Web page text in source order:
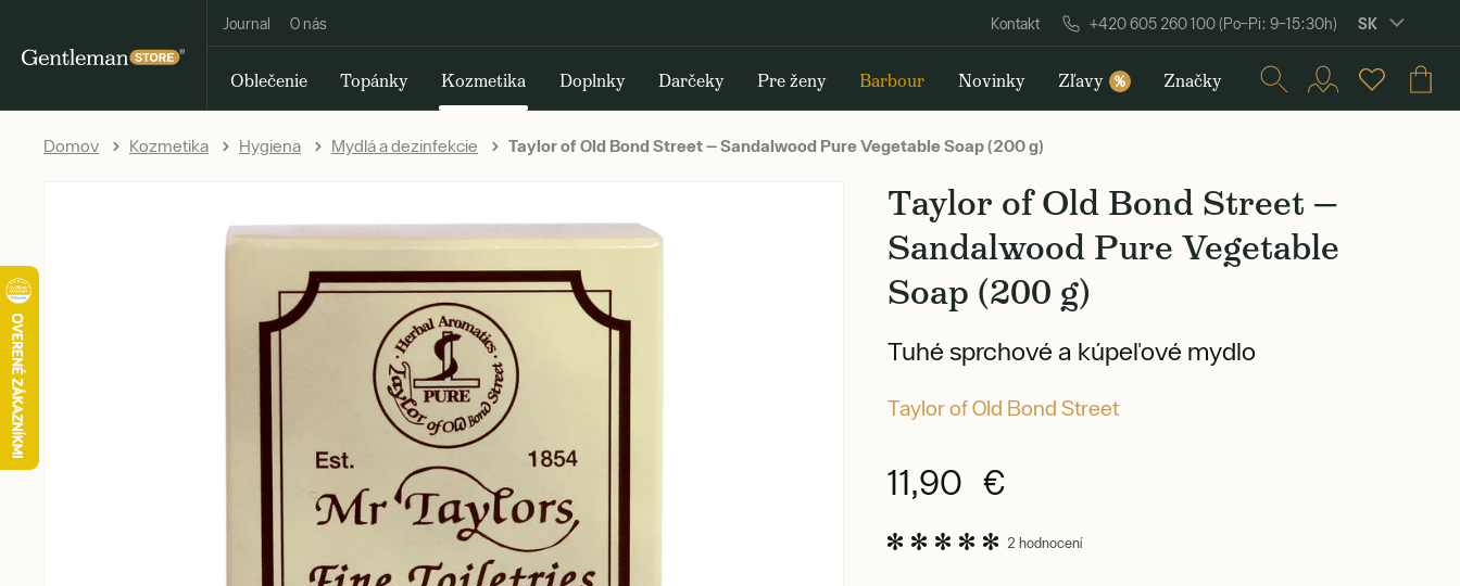
Journal O nás Kontakt +420 605 260 100 (Po–Pi: 9–15:30h) SK
Oblečenie Topánky Kozmetika Doplnky Darčeky Pre ženy Barbour Novinky Zľavy % Značky
Domov Kozmetika Hygiena Mydlá a dezinfekcie Taylor of Old Bond Street — Sandalwood Pure Vegetable Soap (200 g)
Taylor of Old Bond Street —
Sandalwood Pure Vegetable
Soap (200 g)
Tuhé sprchové a kúpeľové mydlo
Taylor of Old Bond Street
11,90 €
2 hodnocení